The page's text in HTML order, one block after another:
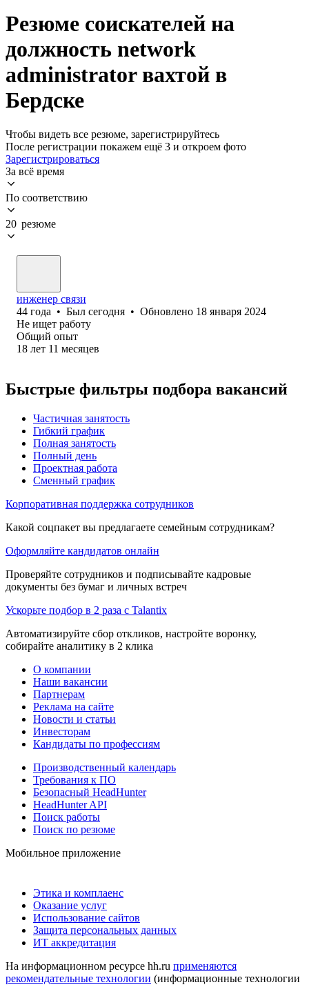
Резюме соискателей на
должность network
administrator вахтой в
Бердске
Чтобы видеть все резюме, зарегистрируйтесь
После регистрации покажем ещё 3 и откроем фото
Зарегистрироваться
За всё время
По соответствию
20 резюме
инженер связи
44 года • Был сегодня • Обновлено 18 января 2024
Не ищет работу
Общий опыт
18 лет 11 месяцев
Быстрые фильтры подбора вакансий
Частичная занятость
Гибкий график
Полная занятость
Полный день
Проектная работа
Сменный график
Корпоративная поддержка сотрудников
Какой соцпакет вы предлагаете семейным сотрудникам?
Оформляйте кандидатов онлайн
Проверяйте сотрудников и подписывайте кадровые
документы без бумаг и личных встреч
Ускорьте подбор в 2 раза с Talantix
Автоматизируйте сбор откликов, настройте воронку,
собирайте аналитику в 2 клика
О компании
Наши вакансии
Партнерам
Реклама на сайте
Новости и статьи
Инвесторам
Кандидаты по профессиям
Производственный календарь
Требования к ПО
Безопасный HeadHunter
HeadHunter API
Поиск работы
Поиск по резюме
Мобильное приложение
Этика и комплаенс
Оказание услуг
Использование сайтов
Защита персональных данных
ИТ аккредитация
На информационном ресурсе hh.ru применяются
рекомендательные технологии (информационные технологии